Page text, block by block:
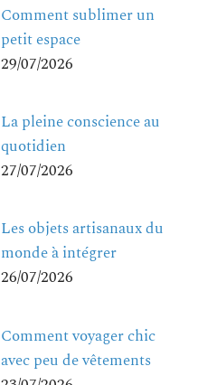
Comment sublimer un
petit espace
29/07/2026
La pleine conscience au
quotidien
27/07/2026
Les objets artisanaux du
monde à intégrer
26/07/2026
Comment voyager chic
avec peu de vêtements